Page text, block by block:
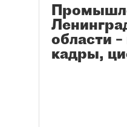
области
кадры,